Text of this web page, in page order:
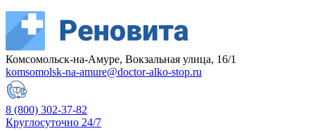
Комсомольск-на-Амуре, Вокзальная улица, 16/1
komsomolsk-na-amure@doctor-alko-stop.ru
8 (800) 302-37-82
Круглосуточно 24/7